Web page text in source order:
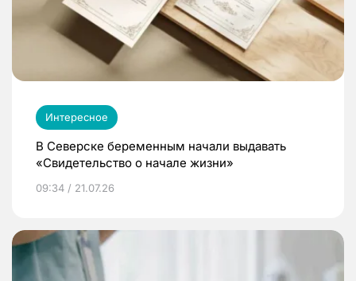
Интересное
В Северске беременным начали выдавать
«Свидетельство о начале жизни»
09:34 / 21.07.26